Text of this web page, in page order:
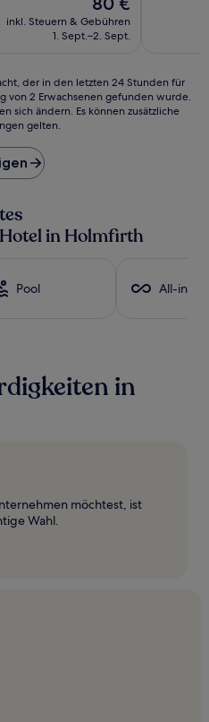
Preis
beträgt
inkl. Steuern & Gebühren
1. Sept.–2. Sept.
der in den letzten 24 Stunden für
von 2 Erwachsenen gefunden wurde.
sich ändern. Es können zusätzliche
gelten.
in Holmfirth
Pool All-
in
möchtest, ist
Wahl.